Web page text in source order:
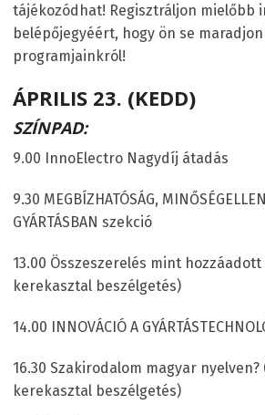
tájékozódhat! Regisztráljon mielőbb
belépőjegyéért, hogy ön se
programjainkról!
ÁPRILIS 23. (KEDD)
SZÍNPAD:
9.00 InnoElectro Nagydíj átadás
9.30 MEGBÍZHATÓSÁG,
GYÁRTÁSBAN szekció
13.00 Összeszerelés mint hozzáadott
kerekasztal beszélgetés)
14.00 INNOVÁCIÓ A
16.30 Szakirodalom magyar nyelven?
kerekasztal beszélgetés)